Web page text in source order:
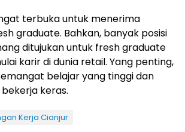
terbuka untuk menerima
graduate. Bahkan, banyak posisi
ditujukan untuk fresh graduate
karir di dunia retail. Yang penting,
belajar yang tinggi dan
keras.
Kerja Cianjur